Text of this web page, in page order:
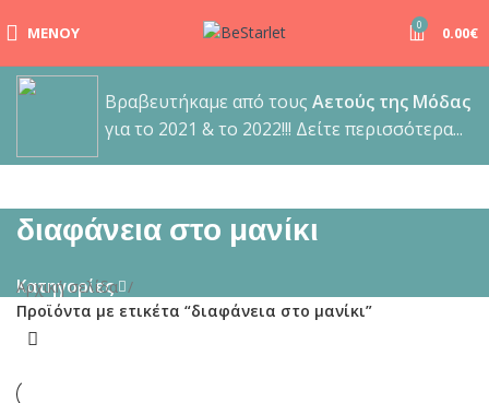
ΜΕΝΟΎ 0 0.00€
Βραβευτήκαμε από τους Αετούς της Μόδας
για το 2021 & το 2022!!! Δείτε περισσότερα...
διαφάνεια στο μανίκι
Κατηγορίες
Αρχική σελίδα
Προϊόντα με ετικέτα “διαφάνεια στο μανίκι”